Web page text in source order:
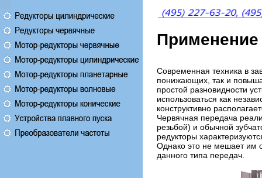
Применение
Современная техника в
понижающих, так и
простой разновидности
использоваться как
конструктивно
Червячная передача
резьбой) и обычной
редукторы
Однако это не мешает им
данного типа передач.